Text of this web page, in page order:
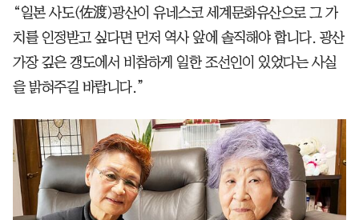
“일본 사도(佐渡)광산이 유네스코 세계문화유산으로 그 가
치를 인정받고 싶다면 먼저 역사 앞에 솔직해야 합니다. 광산
가장 깊은 갱도에서 비참하게 일한 조선인이 있었다는 사실
을 밝혀주길 바랍니다.”